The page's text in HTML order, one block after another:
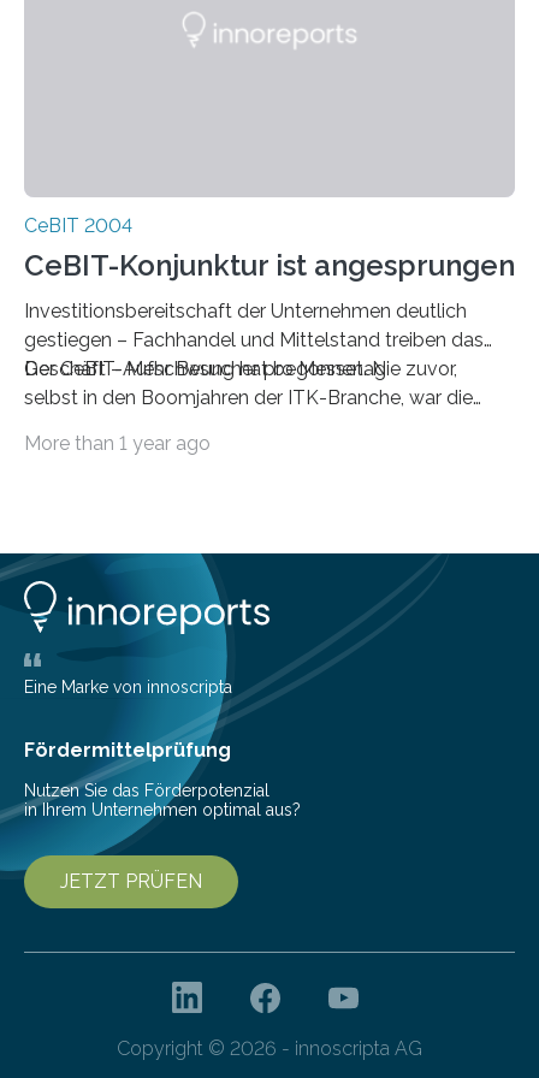
CeBIT 2004
CeBIT-Konjunktur ist angesprungen
Investitionsbereitschaft der Unternehmen deutlich
gestiegen – Fachhandel und Mittelstand treiben das
Geschäft – Mehr Besucher pro Messetag
Der CeBIT-Aufschwung hat begonnen. Nie zuvor,
selbst in den Boom­jahren der ITK-Branche, war die
CeBIT zur Information und zur Beschaffung nutzen,
Untern
More than 1 year ago
Eine Marke von innoscripta
Fördermittelprüfung
Nutzen Sie das Förderpotenzial
in Ihrem Unternehmen optimal aus?
JETZT PRÜFEN
Copyright © 2026 - innoscripta AG